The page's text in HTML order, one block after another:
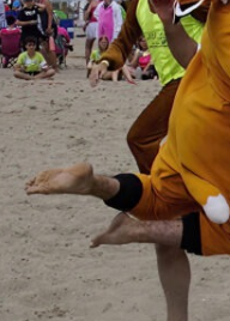
Eutin
Schloss Eutin im
Kerzenschein
Gothmund
Kloster Cismar
Mölln
2026
Holstentor
2026 in